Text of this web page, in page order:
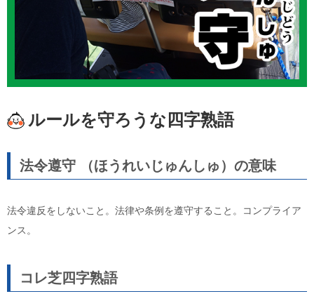
ルールを守ろうな四字熟語
法令遵守 （ほうれいじゅんしゅ）の意味
法令違反をしないこと。法律や条例を遵守すること。コンプライア
ンス。
コレ芝四字熟語